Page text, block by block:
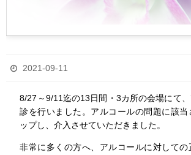
2021-09-11
8/27～9/11迄の13日間・3カ所の会場にて
診を行いました。アルコールの問題に該
ップし、介入させていただきました。
非常に多くの方へ、アルコールに対して